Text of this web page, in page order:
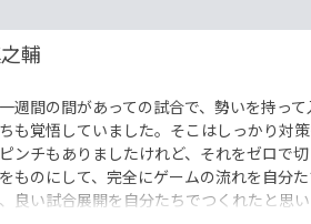
輔
一週間の間があっての試合で、勢いを持っ
も覚悟していました。そこはしっかり対
ンチもありましたけれど、それをゼロで
ものにして、完全にゲームの流れを自分
良い試合展開を自分たちでつくれたと思い